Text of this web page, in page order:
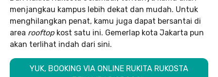
menjangkau kampus lebih dekat dan mudah. Untuk
menghilangkan penat, kamu juga dapat bersantai di
area rooftop kost satu ini. Gemerlap kota Jakarta pun
akan terlihat indah dari sini.
YUK, BOOKING VIA ONLINE RUKITA RUKOSTA